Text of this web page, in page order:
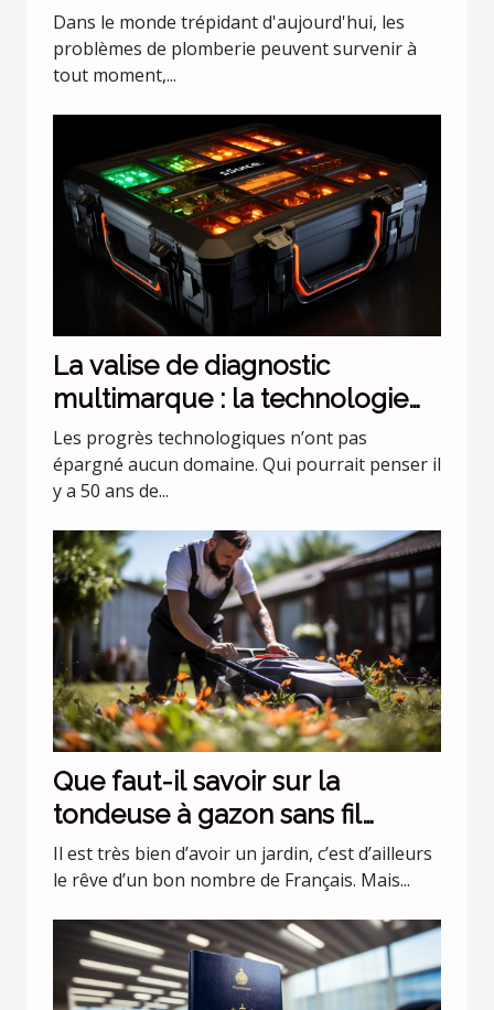
pour les urgences nocturnes
Dans le monde trépidant d'aujourd'hui, les
problèmes de plomberie peuvent survenir à
tout moment,...
La valise de diagnostic
multimarque : la technologie
évolue !
Les progrès technologiques n’ont pas
épargné aucun domaine. Qui pourrait penser il
y a 50 ans de...
Que faut-il savoir sur la
tondeuse à gazon sans fil
batterie 36 v Black+Decker
CLMA4820L2-QW ?
Il est très bien d’avoir un jardin, c’est d’ailleurs
le rêve d’un bon nombre de Français. Mais...